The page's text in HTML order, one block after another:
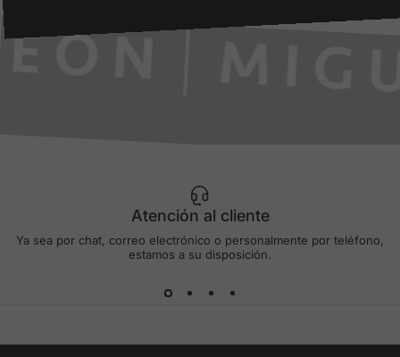
Atención al cliente
Ya sea por chat, correo electrónico o personalmente por teléfono,
estamos a su disposición.